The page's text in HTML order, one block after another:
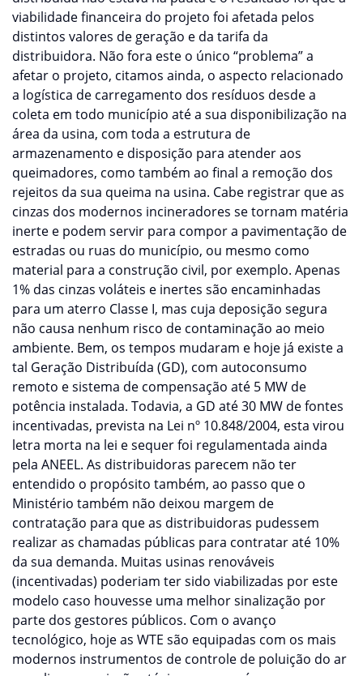
viabilidade financeira do projeto foi afetada pelos
distintos valores de geração e da tarifa da
distribuidora. Não fora este o único “problema” a
afetar o projeto, citamos ainda, o aspecto relacionado
a logística de carregamento dos resíduos desde a
coleta em todo município até a sua disponibilização na
área da usina, com toda a estrutura de
armazenamento e disposição para atender aos
queimadores, como também ao final a remoção dos
rejeitos da sua queima na usina. Cabe registrar que as
cinzas dos modernos incineradores se tornam matéria
inerte e podem servir para compor a pavimentação de
estradas ou ruas do município, ou mesmo como
material para a construção civil, por exemplo. Apenas
1% das cinzas voláteis e inertes são encaminhadas
para um aterro Classe I, mas cuja deposição segura
não causa nenhum risco de contaminação ao meio
ambiente. Bem, os tempos mudaram e hoje já existe a
tal Geração Distribuída (GD), com autoconsumo
remoto e sistema de compensação até 5 MW de
potência instalada. Todavia, a GD até 30 MW de fontes
incentivadas, prevista na Lei nº 10.848/2004, esta virou
letra morta na lei e sequer foi regulamentada ainda
pela ANEEL. As distribuidoras parecem não ter
entendido o propósito também, ao passo que o
Ministério também não deixou margem de
contratação para que as distribuidoras pudessem
realizar as chamadas públicas para contratar até 10%
da sua demanda. Muitas usinas renováveis
(incentivadas) poderiam ter sido viabilizadas por este
modelo caso houvesse uma melhor sinalização por
parte dos gestores públicos. Com o avanço
tecnológico, hoje as WTE são equipadas com os mais
modernos instrumentos de controle de poluição do ar